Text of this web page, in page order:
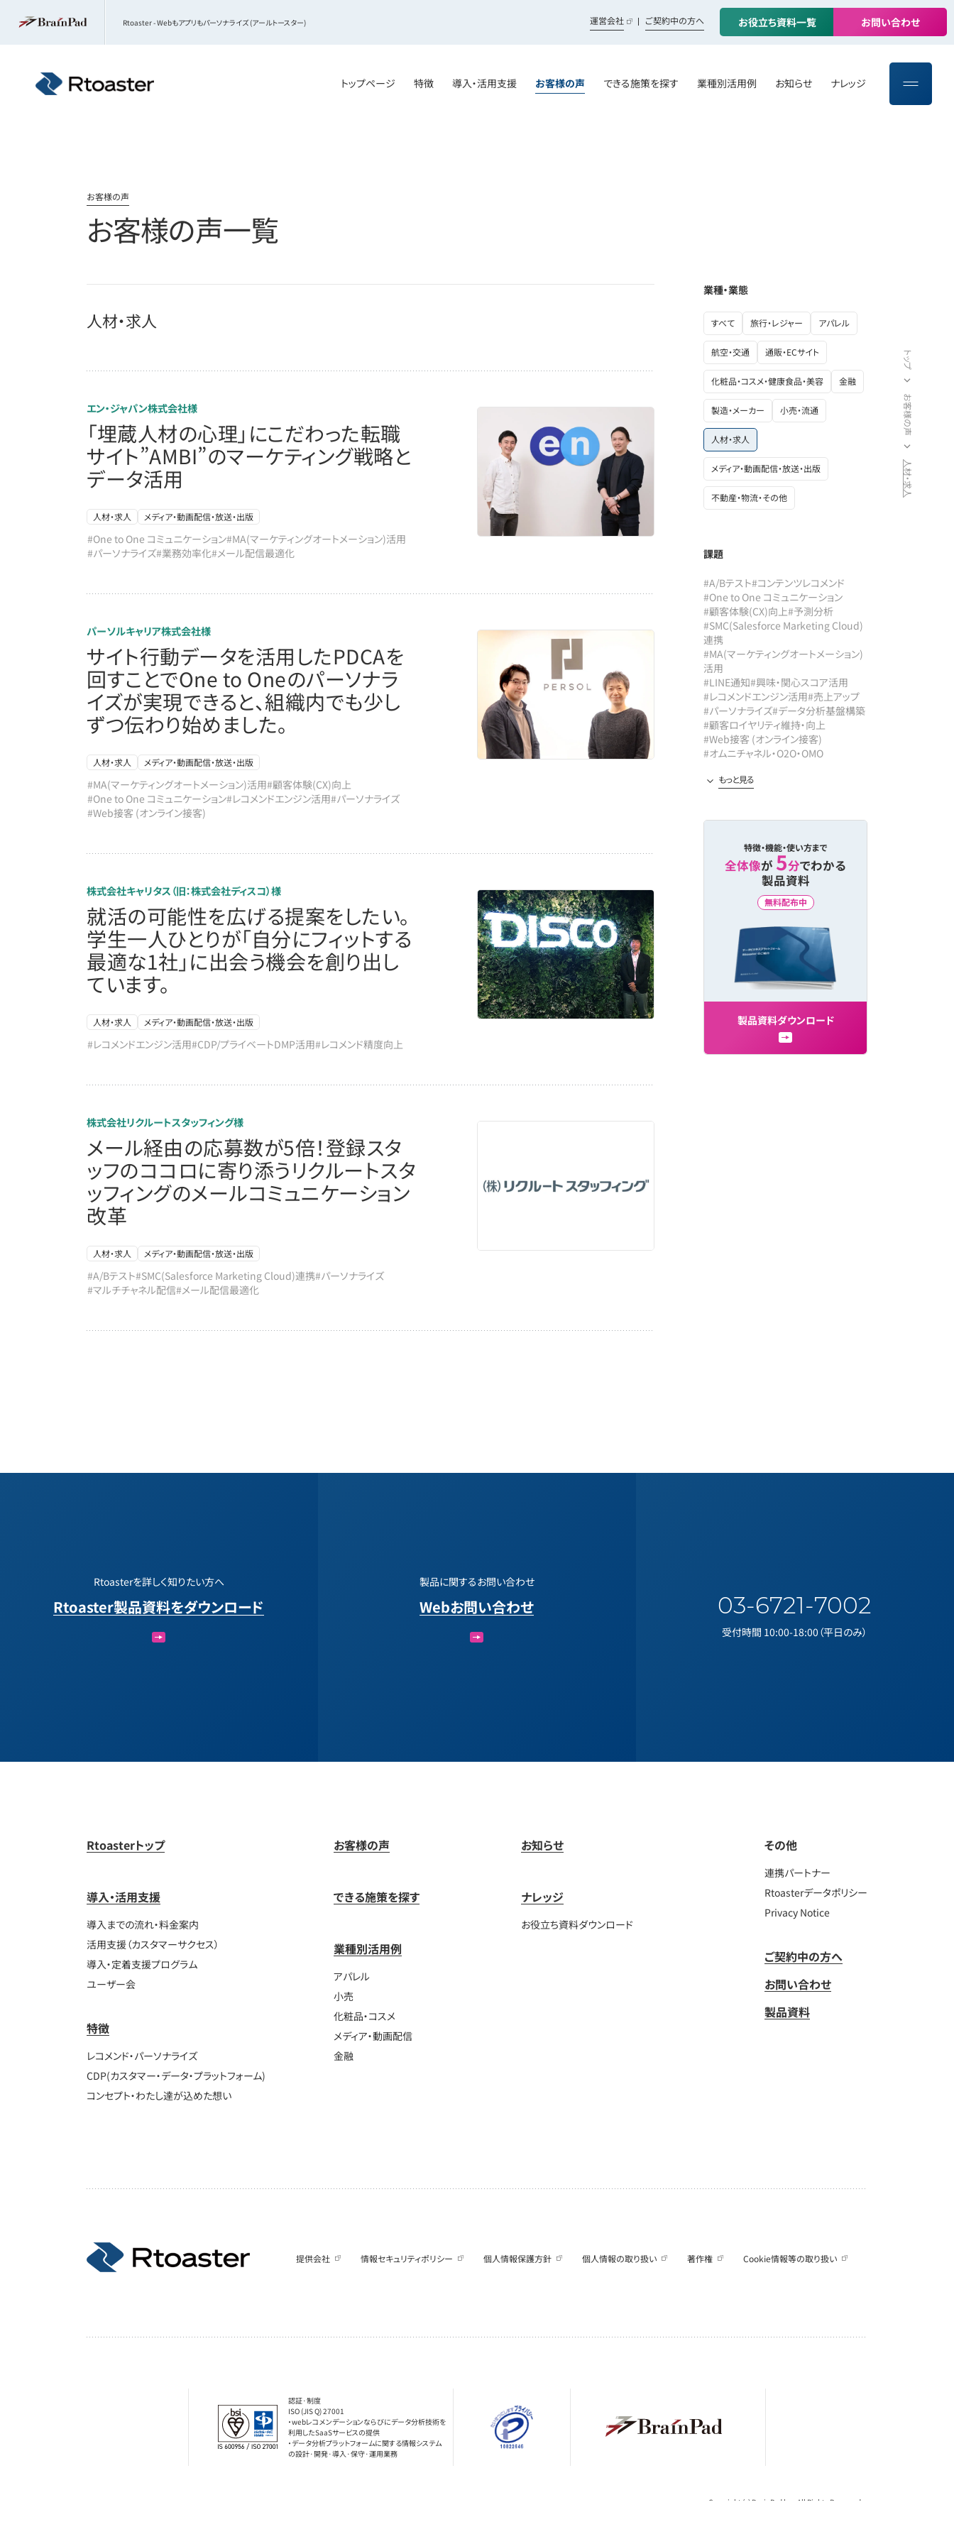
Rtoaster - Webもアプリもパーソナライズ (アールトースター) 運営会社 ご契約中の方へ お役立ち資料一覧 お問い合わせ
トップページ 特徴 導入・活用支援 お客様の声 できる施策を探す 業種別活用例 お知らせ ナレッジ
お客様の声
お客様の声一覧
トップ
お客様の声
人材・求人
人材・求人
エン・ジャパン株式会社様
「埋蔵人材の心理」にこだわった転職
サイト”AMBI”のマーケティング戦略と
データ活用
人材・求人 メディア・動画配信・放送・出版
#One to One コミュニケーション#MA(マーケティングオートメーション)活用
#パーソナライズ#業務効率化#メール配信最適化
パーソルキャリア株式会社様
サイト行動データを活用したPDCAを
回すことでOne to Oneのパーソナラ
イズが実現できると、組織内でも少し
ずつ伝わり始めました。
人材・求人 メディア・動画配信・放送・出版
#MA(マーケティングオートメーション)活用#顧客体験(CX)向上
#One to One コミュニケーション#レコメンドエンジン活用#パーソナライズ
#Web接客 (オンライン接客)
株式会社キャリタス（旧：株式会社ディスコ）様
就活の可能性を広げる提案をしたい。
学生一人ひとりが「自分にフィットする
最適な1社」に出会う機会を創り出し
ています。
人材・求人 メディア・動画配信・放送・出版
#レコメンドエンジン活用#CDP/プライベートDMP活用#レコメンド精度向上
株式会社リクルートスタッフィング様
メール経由の応募数が5倍！登録スタ
ッフのココロに寄り添うリクルートスタ
ッフィングのメールコミュニケーション
改革
人材・求人 メディア・動画配信・放送・出版
#A/Bテスト#SMC(Salesforce Marketing Cloud)連携#パーソナライズ
#マルチチャネル配信#メール配信最適化
業種・業態
すべて 旅行・レジャー アパレル
航空・交通 通販・ECサイト
化粧品・コスメ・健康食品・美容 金融
製造・メーカー 小売・流通
人材・求人
メディア・動画配信・放送・出版
不動産・物流・その他
課題
#A/Bテスト#コンテンツレコメンド
#One to One コミュニケーション
#顧客体験(CX)向上#予測分析
#SMC(Salesforce Marketing Cloud)
連携
#MA(マーケティングオートメーション)
活用
#LINE通知#興味・関心スコア活用
#レコメンドエンジン活用#売上アップ
#パーソナライズ#データ分析基盤構築
#顧客ロイヤリティ維持・向上
#Web接客 (オンライン接客)
#オムニチャネル・O2O・OMO
#回遊性向上
#コンテンツPV向上
特徴・機能・使い方まで
全体像が 5分でわかる
製品資料
無料配布中
製品資料ダウンロー ド
Rtoasterを詳しく知りたい方へ
Rtoaster製品資料をダウンロード
製品に関するお問い合わせ
Webお問い合わせ 03-6721-7002
受付時間 10:00-18:00（平日のみ）
Rtoasterトップ
導入・活用支援
導入までの流れ・料金案内
活用支援（カスタマーサクセス）
導入・定着支援プログラム
ユーザー会
特徴
レコメンド・パーソナライズ
CDP(カスタマー・データ・プラットフォーム)
コンセプト・わたし達が込めた想い
お客様の声
できる施策を探す
業種別活用例
アパレル
小売
化粧品・コスメ
メディア・動画配信
金融
お知らせ
ナレッジ
お役立ち資料ダウンロード
その他
連携パートナー
Rtoasterデータポリシー
Privacy Notice
ご契約中の方へ
お問い合わせ
製品資料
提供会社 情報セキュリティポリシー 個人情報保護方針 個人情報の取り扱い 著作権 Cookie情報等の取り扱い
認証·制度
ISO (JIS Q) 27001
・webレコメンデーションならびにデータ分析技術を
利用したSaaSサービスの提供
・データ分析プラットフォームに関する情報システム
の設計·開発·導入·保守·運用業務
Copyright (c) BrainPad lnc. All Rights Reserved.